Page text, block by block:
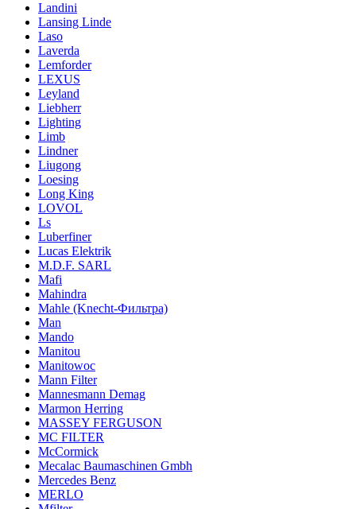
Landini
Lansing Linde
Laso
Laverda
Lemforder
LEXUS
Leyland
Liebherr
Lighting
Limb
Lindner
Liugong
Loesing
Long King
LOVOL
Ls
Luberfiner
Lucas Elektrik
M.D.F. SARL
Mafi
Mahindra
Mahle (Knecht-Фильтра)
Man
Mando
Manitou
Manitowoc
Mann Filter
Mannesmann Demag
Marmon Herring
MASSEY FERGUSON
MC FILTER
McCormick
Mecalac Baumaschinen Gmbh
Mercedes Benz
MERLO